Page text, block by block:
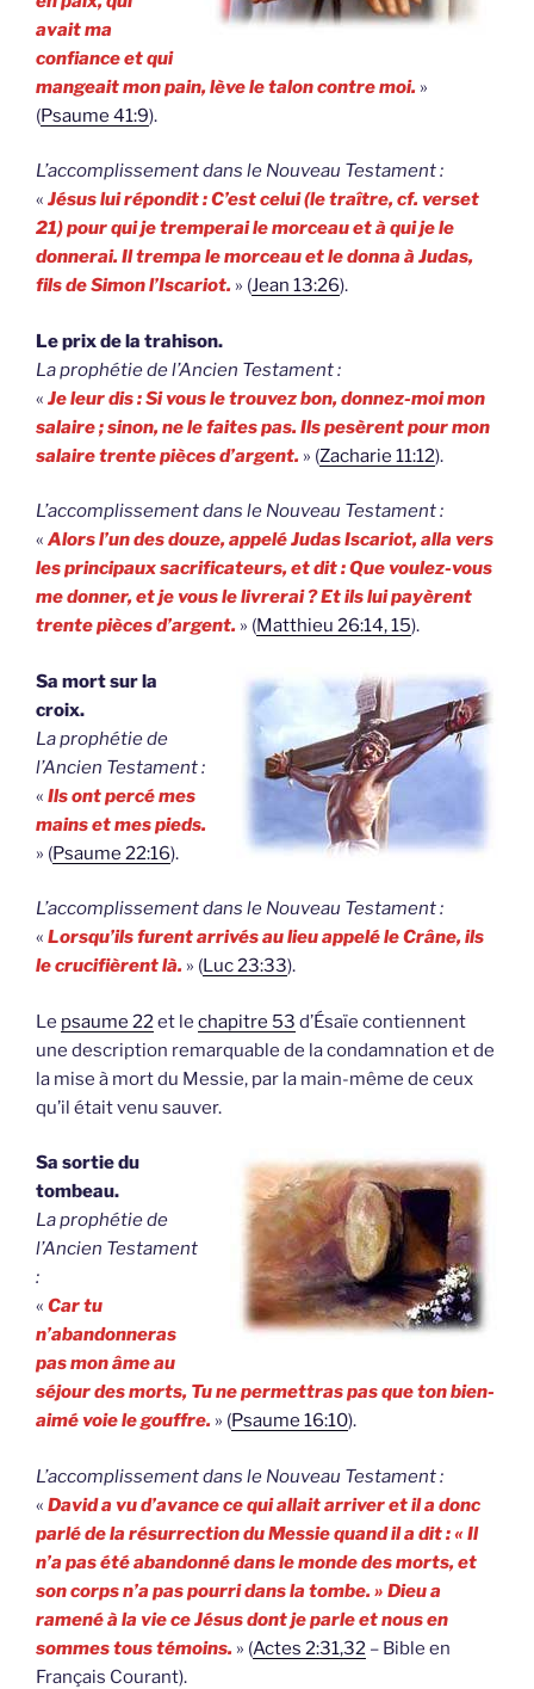
avait ma
confiance et qui
mangeait mon pain, lève le talon contre moi. »
(Psaume 41:9).
L’accomplissement dans le Nouveau Testament :
« Jésus lui répondit : C’est celui (le traître, cf. verset
21) pour qui je tremperai le morceau et à qui je le
donnerai. Il trempa le morceau et le donna à Judas,
fils de Simon l’Iscariot. » (Jean 13:26).
Le prix de la trahison.
La prophétie de l’Ancien Testament :
« Je leur dis : Si vous le trouvez bon, donnez-moi mon
salaire ; sinon, ne le faites pas. Ils pesèrent pour mon
salaire trente pièces d’argent. » (Zacharie 11:12).
L’accomplissement dans le Nouveau Testament :
« Alors l’un des douze, appelé Judas Iscariot, alla vers
les principaux sacrificateurs, et dit : Que voulez-vous
me donner, et je vous le livrerai ? Et ils lui payèrent
trente pièces d’argent. » (Matthieu 26:14, 15).
Sa mort sur la
croix.
La prophétie de
l’Ancien Testament :
« Ils ont percé mes
mains et mes pieds.
» (Psaume 22:16).
L’accomplissement dans le Nouveau Testament :
« Lorsqu’ils furent arrivés au lieu appelé le Crâne, ils
le crucifièrent là. » (Luc 23:33).
Le psaume 22 et le chapitre 53 d’Ésaïe contiennent
une description remarquable de la condamnation et de
la mise à mort du Messie, par la main-même de ceux
qu’il était venu sauver.
Sa sortie du
tombeau.
La prophétie de
l’Ancien Testament
:
« Car tu
n’abandonneras
pas mon âme au
séjour des morts, Tu ne permettras pas que ton bien-
aimé voie le gouffre. » (Psaume 16:10).
L’accomplissement dans le Nouveau Testament :
« David a vu d’avance ce qui allait arriver et il a donc
parlé de la résurrection du Messie quand il a dit : « Il
n’a pas été abandonné dans le monde des morts, et
son corps n’a pas pourri dans la tombe. » Dieu a
ramené à la vie ce Jésus dont je parle et nous en
sommes tous témoins. » (Actes 2:31,32 – Bible en
Français Courant).